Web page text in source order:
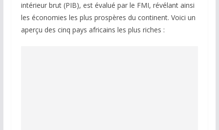
intérieur brut (PIB), est évalué par le FMI, révélant ainsi
les économies les plus prospères du continent. Voici un
aperçu des cinq pays africains les plus riches :